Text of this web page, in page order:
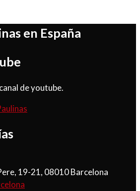
en España
de youtube.
19-21, 08010 Barcelona